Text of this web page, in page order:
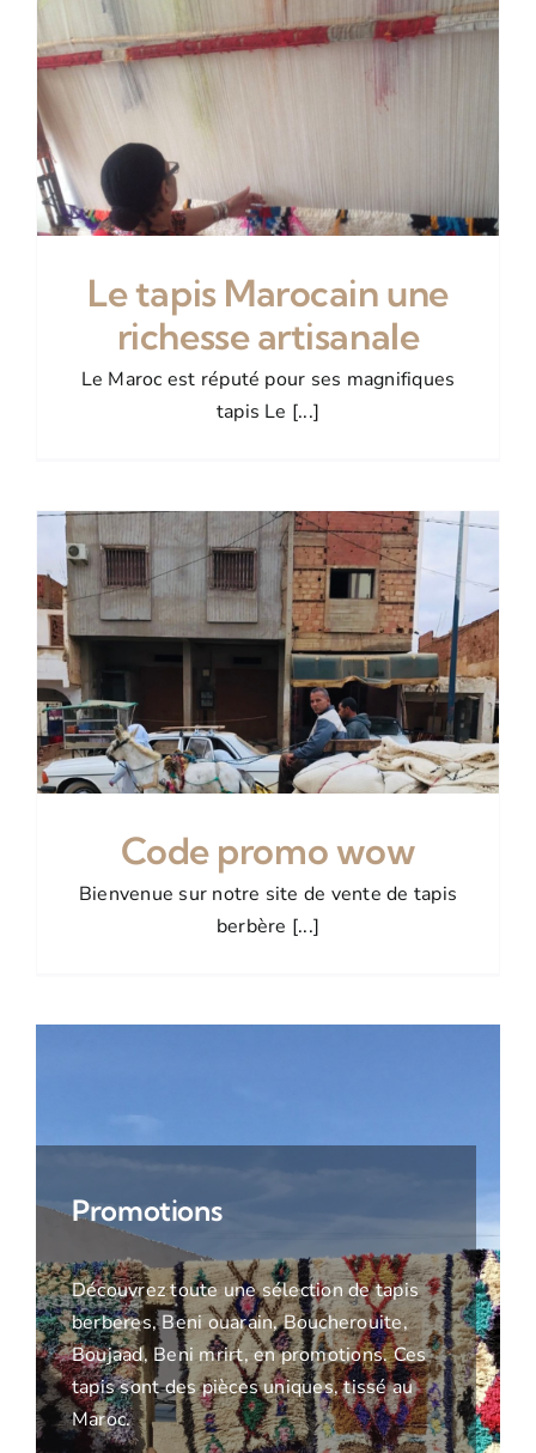
Le tapis Marocain une
richesse artisanale
Le Maroc est réputé pour ses magnifiques
tapis Le [...]
Code promo wow
Bienvenue sur notre site de vente de tapis
berbère [...]
Promotions
Découvrez toute une sélection de tapis
berberes, Beni ouarain, Boucherouite,
Boujaad, Beni mrirt, en promotions. Ces
tapis sont des pièces uniques, tissé au
Maroc.